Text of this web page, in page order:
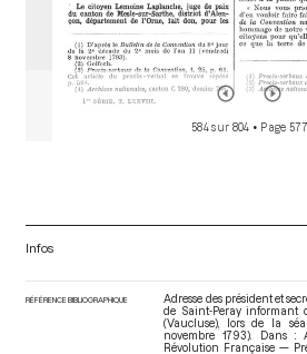
584 sur 804 • Page 577
Infos
RÉFÉRENCE BIBLIOGRAPHIQUE
Adresse des président et
de Saint-Peray informant
(Vaucluse), lors de la
novembre 1793). Dans :
Révolution Française —